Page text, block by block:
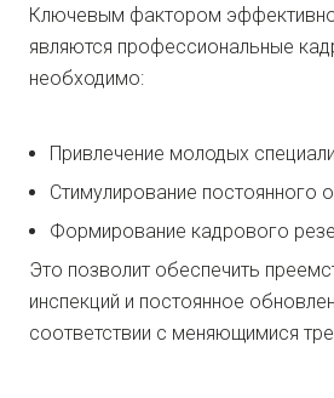
Ключевым фактором
являются профессиональные
необходимо:
Привлечение молодых
Стимулирование постоянного
Формирование кадрового
Это позволит обеспечить
инспекций и постоянное
соответствии с меняющимися